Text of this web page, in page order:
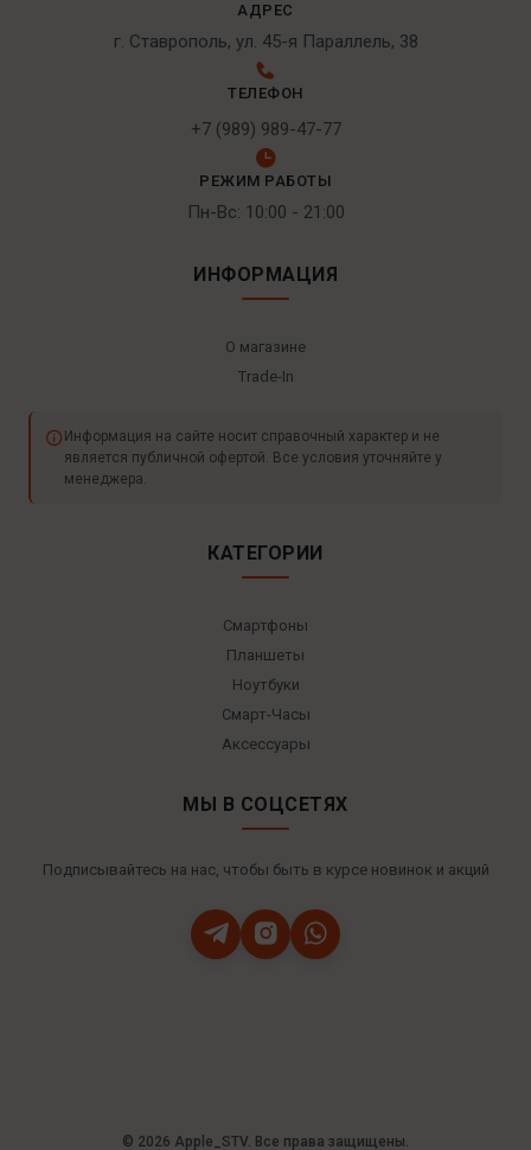
АДРЕС
г. Ставрополь, ул. 45-я Параллель, 38
ТЕЛЕФОН
+7 (989) 989-47-77
РЕЖИМ РАБОТЫ
Пн-Вс: 10:00 - 21:00
ИНФОРМАЦИЯ
О магазине
Trade-In
Информация на сайте носит справочный характер и не
является публичной офертой. Все условия уточняйте у
менеджера.
КАТЕГОРИИ
Смартфоны
Планшеты
Ноутбуки
Смарт-Часы
Аксессуары
МЫ В СОЦСЕТЯХ
Подписывайтесь на нас, чтобы быть в курсе новинок и акций
© 2026 Apple_STV. Все права защищены.